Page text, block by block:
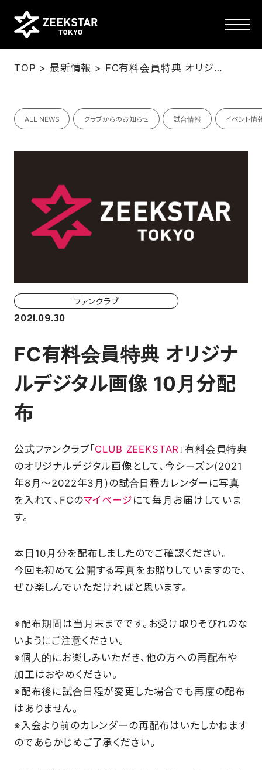
NEWS
TEAM
SCHEDULE
TICKET
会場（座席・価格表）
チケット購入方法
各座席について
観戦ガイド
FAN CLUB
マイページはこちら
CSR
SCHOOL
PARTNERS
SHOP
CONTACT
お問い合わせ
TOP > 最新情報 > FC有料会員特典 オリジナルデジタル画像 10月分配布
ファンクラブ
2021.09.30
FC有料会員特典 オリジナ
ルデジタル画像 10月分配
布
公式ファンクラブ「CLUB ZEEKSTAR 」有料会員特典
のオリジナルデジタル画像として、今シーズン(2021
年8月～2022年3月)の試合日程カレンダーに写真
を入れて、FCのマイページ にて毎月お届けしていま
す。
本日10月分を配布しましたのでご確認ください。
今回も初めて公開する写真をお贈りしていますので、
ぜひ楽しんでいただければと思います。
※配布期間は当月末までです。お受け取りそびれのな
いようにご注意ください。
※個人的にお楽しみいただき、他の方への再配布や
加工はおやめください。
※配布後に試合日程が変更した場合でも再度の配布
はありません。
※入会より前のカレンダーの再配布はいたしかねます
のであらかじめご了承ください。
ALL NEWS クラブからのお知らせ 試合情報 イベント情